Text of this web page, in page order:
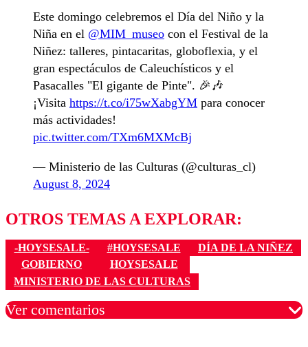
Este domingo celebremos el Día del Niño y la
Niña en el @MIM_museo con el Festival de la
Niñez: talleres, pintacaritas, globoflexia, y el
gran espectáculos de Caleuchísticos y el
Pasacalles "El gigante de Pinte". 🎉🎶
¡Visita https://t.co/i75wXabgYM para conocer
más actividades!
pic.twitter.com/TXm6MXMcBj
— Ministerio de las Culturas (@culturas_cl)
August 8, 2024
OTROS TEMAS A EXPLORAR:
-HOYSESALE- #HOYSESALE
DÍA DE LA NIÑEZ
GOBIERNO
HOYSESALE
MINISTERIO DE LAS CULTURAS
Ver comentarios